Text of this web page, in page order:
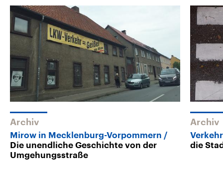
Archiv
Mirow in Mecklenburg-Vorpommern
Die unendliche Geschichte von der
Umgehungsstraße
Archiv
die